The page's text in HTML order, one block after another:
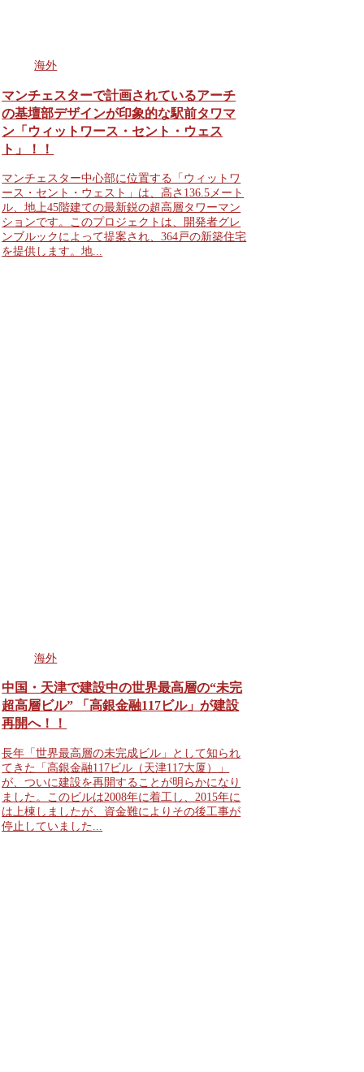
海外
マンチェスターで計画されているアーチ
の基壇部デザインが印象的な駅前タワマ
ン「ウィットワース・セント・ウェス
ト」！！
マンチェスター中心部に位置する「ウィットワ
ース・セント・ウェスト」は、高さ136.5メート
ル、地上45階建ての最新鋭の超高層タワーマン
ションです。このプロジェクトは、開発者グレ
ンブルックによって提案され、364戸の新築住宅
を提供します。地...
海外
中国・天津で建設中の世界最高層の“未完
超高層ビル” 「高銀金融117ビル」が建設
再開へ！！
長年「世界最高層の未完成ビル」として知られ
てきた「高銀金融117ビル（天津117大厦）」
が、ついに建設を再開することが明らかになり
ました。このビルは2008年に着工し、2015年に
は上棟しましたが、資金難によりその後工事が
停止していました...